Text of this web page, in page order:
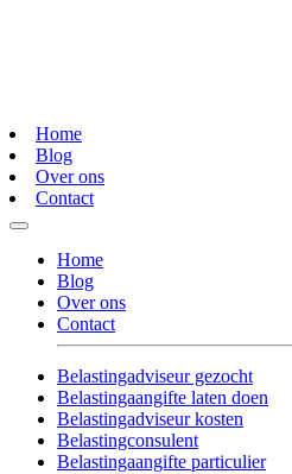
Home
Blog
Over ons
Contact
Home
Blog
Over ons
Contact
Belastingadviseur gezocht
Belastingaangifte laten doen
Belastingadviseur kosten
Belastingconsulent
Belastingaangifte particulier